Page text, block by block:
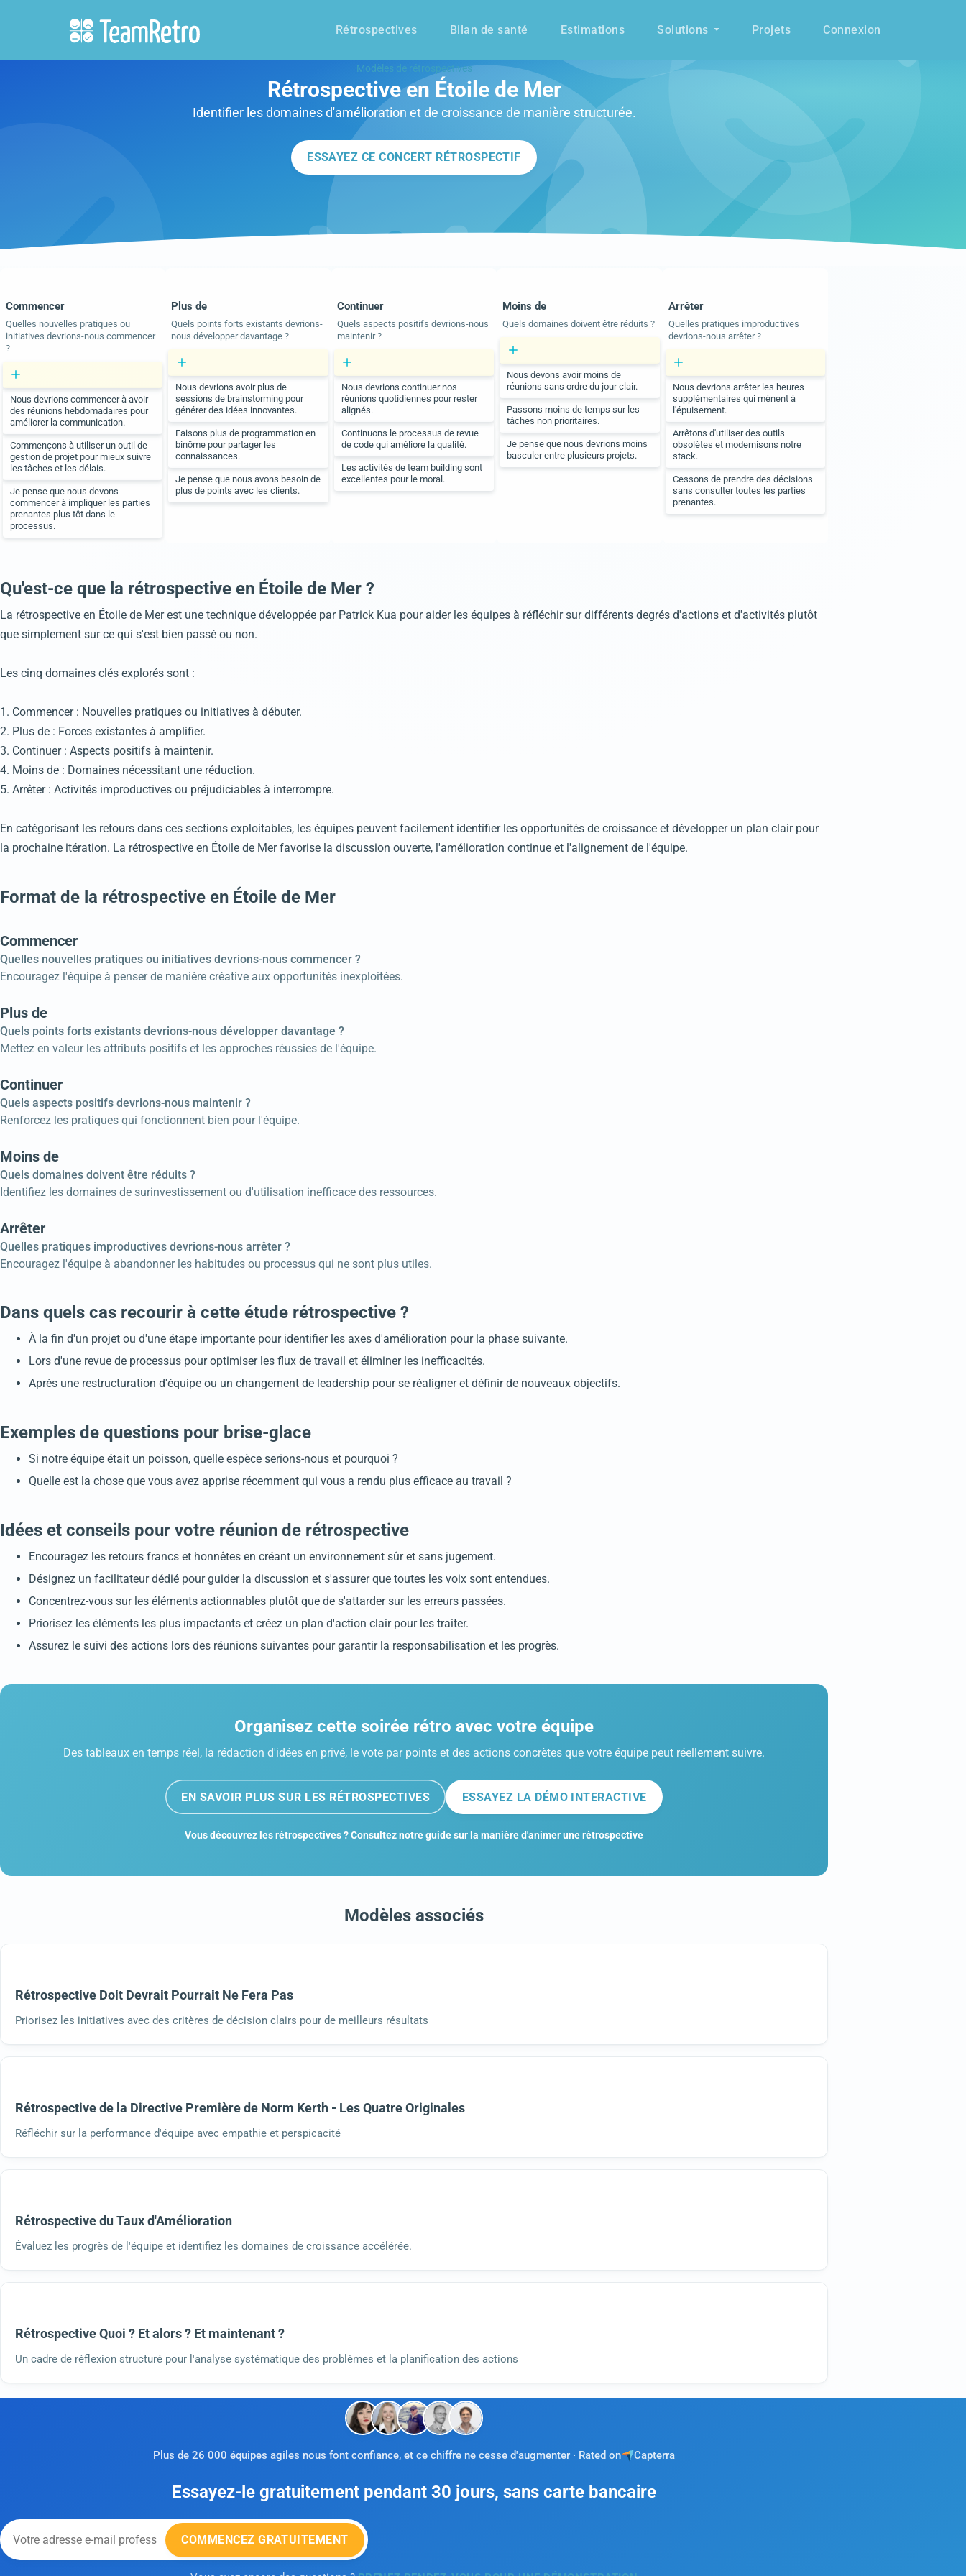
Rétrospectives Bilan de santé Estimations Solutions Projets Connexion
Modèles de rétrospectives
Rétrospective en Étoile de Mer
Identifier les domaines d'amélioration et de croissance de manière structurée.
ESSAYEZ CE CONCERT RÉTROSPECTIF
Commencer
Quelles nouvelles pratiques ou
initiatives devrions-nous commencer
?
Nous devrions commencer à avoir
des réunions hebdomadaires pour
améliorer la communication.
Commençons à utiliser un outil de
gestion de projet pour mieux suivre
les tâches et les délais.
Je pense que nous devons
commencer à impliquer les parties
prenantes plus tôt dans le
processus.
Plus de
Quels points forts existants devrions-
nous développer davantage ?
Nous devrions avoir plus de
sessions de brainstorming pour
générer des idées innovantes.
Faisons plus de programmation en
binôme pour partager les
connaissances.
Je pense que nous avons besoin de
plus de points avec les clients.
Continuer
Quels aspects positifs devrions-nous
maintenir ?
Nous devrions continuer nos
réunions quotidiennes pour rester
alignés.
Continuons le processus de revue
de code qui améliore la qualité.
Les activités de team building sont
excellentes pour le moral.
Moins de
Quels domaines doivent être réduits ?
Nous devons avoir moins de
réunions sans ordre du jour clair.
Passons moins de temps sur les
tâches non prioritaires.
Je pense que nous devrions moins
basculer entre plusieurs projets.
Arrêter
Quelles pratiques improductives
devrions-nous arrêter ?
Nous devrions arrêter les heures
supplémentaires qui mènent à
l'épuisement.
Arrêtons d'utiliser des outils
obsolètes et modernisons notre
stack.
Cessons de prendre des décisions
sans consulter toutes les parties
prenantes.
Qu'est-ce que la rétrospective en Étoile de Mer ?
La rétrospective en Étoile de Mer est une technique développée par Patrick Kua pour aider les équipes à réfléchir sur différents degrés d'actions et d'activités plutôt
que simplement sur ce qui s'est bien passé ou non.
Les cinq domaines clés explorés sont :
1. Commencer : Nouvelles pratiques ou initiatives à débuter.
2. Plus de : Forces existantes à amplifier.
3. Continuer : Aspects positifs à maintenir.
4. Moins de : Domaines nécessitant une réduction.
5. Arrêter : Activités improductives ou préjudiciables à interrompre.
En catégorisant les retours dans ces sections exploitables, les équipes peuvent facilement identifier les opportunités de croissance et développer un plan clair pour
la prochaine itération. La rétrospective en Étoile de Mer favorise la discussion ouverte, l'amélioration continue et l'alignement de l'équipe.
Format de la rétrospective en Étoile de Mer
Commencer
Quelles nouvelles pratiques ou initiatives devrions-nous commencer ?
Encouragez l'équipe à penser de manière créative aux opportunités inexploitées.
Plus de
Quels points forts existants devrions-nous développer davantage ?
Mettez en valeur les attributs positifs et les approches réussies de l'équipe.
Continuer
Quels aspects positifs devrions-nous maintenir ?
Renforcez les pratiques qui fonctionnent bien pour l'équipe.
Moins de
Quels domaines doivent être réduits ?
Identifiez les domaines de surinvestissement ou d'utilisation inefficace des ressources.
Arrêter
Quelles pratiques improductives devrions-nous arrêter ?
Encouragez l'équipe à abandonner les habitudes ou processus qui ne sont plus utiles.
Dans quels cas recourir à cette étude rétrospective ?
À la fin d'un projet ou d'une étape importante pour identifier les axes d'amélioration pour la phase suivante.
Lors d'une revue de processus pour optimiser les flux de travail et éliminer les inefficacités.
Après une restructuration d'équipe ou un changement de leadership pour se réaligner et définir de nouveaux objectifs.
Exemples de questions pour brise-glace
Si notre équipe était un poisson, quelle espèce serions-nous et pourquoi ?
Quelle est la chose que vous avez apprise récemment qui vous a rendu plus efficace au travail ?
Idées et conseils pour votre réunion de rétrospective
Encouragez les retours francs et honnêtes en créant un environnement sûr et sans jugement.
Désignez un facilitateur dédié pour guider la discussion et s'assurer que toutes les voix sont entendues.
Concentrez-vous sur les éléments actionnables plutôt que de s'attarder sur les erreurs passées.
Priorisez les éléments les plus impactants et créez un plan d'action clair pour les traiter.
Assurez le suivi des actions lors des réunions suivantes pour garantir la responsabilisation et les progrès.
Organisez cette soirée rétro avec votre équipe
Des tableaux en temps réel, la rédaction d'idées en privé, le vote par points et des actions concrètes que votre équipe peut réellement suivre.
EN SAVOIR PLUS SUR LES RÉTROSPECTIVES ESSAYEZ LA DÉMO INTERACTIVE
Vous découvrez les rétrospectives ? Consultez notre guide sur la manière d'animer une rétrospective
Modèles associés
Rétrospective Doit Devrait Pourrait Ne Fera Pas
Priorisez les initiatives avec des critères de décision clairs pour de meilleurs résultats
Rétrospective de la Directive Première de Norm Kerth - Les Quatre Originales
Réfléchir sur la performance d'équipe avec empathie et perspicacité
Rétrospective du Taux d'Amélioration
Évaluez les progrès de l'équipe et identifiez les domaines de croissance accélérée.
Rétrospective Quoi ? Et alors ? Et maintenant ?
Un cadre de réflexion structuré pour l'analyse systématique des problèmes et la planification des actions
Plus de 26 000 équipes agiles nous font confiance, et ce chiffre ne cesse d'augmenter · Rated on Capterra
Essayez-le gratuitement pendant 30 jours, sans carte bancaire
COMMENCEZ GRATUITEMENT